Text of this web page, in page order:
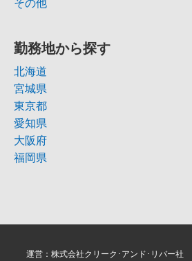
その他
勤務地から探す
北海道
宮城県
東京都
愛知県
大阪府
福岡県
運営：株式会社クリーク･アンド･リバー社